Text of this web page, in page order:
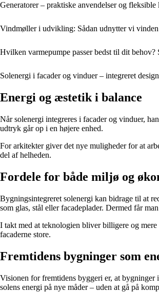
Generatorer – praktiske anvendelser og fleksible
Vindmøller i udvikling: Sådan udnytter vi
Hvilken varmepumpe passer bedst til dit
Solenergi i facader og vinduer – integreret
Energi og æstetik i balance
Når solenergi integreres i facader og vinduer,
udtryk går op i en højere enhed.
For arkitekter giver det nye muligheder for at
del af helheden.
Fordele for både miljø og
Bygningsintegreret solenergi kan bidrage til at
som glas, stål eller facadeplader. Dermed får
I takt med at teknologien bliver billigere og
facaderne store.
Fremtidens bygninger som
Visionen for fremtidens byggeri er, at bygninger
solens energi på nye måder – uden at gå på